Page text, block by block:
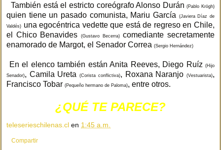
También está el estricto coreógrafo Alonso Durán(Pablo Krögh)
quien tiene un pasado comunista, Mariu García
(Javiera Díaz de
Valdés) una egocéntrica vedette que está de regreso en Chile,
el Chico Benavides
(Gustavo Becerra)comediante secretamente
enamorado de Margot, el Senador Correa (Sergio Hernández)
En el elenco también están Anita Reeves, Diego Ruíz (Hijo
Senador), Camila Ureta(Corista conflictiva), Roxana Naranjo(Vestuarista),
Francisco Tobar (Pequeño hermano de Paloma), entre otros.
¿QUÉ TE PARECE?
teleserieschilenas.cl en 1:45 a.m.
Compartir